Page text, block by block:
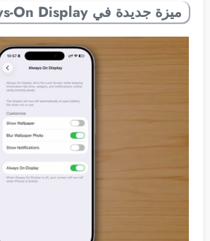
ميزة جديدة في Always-On Display